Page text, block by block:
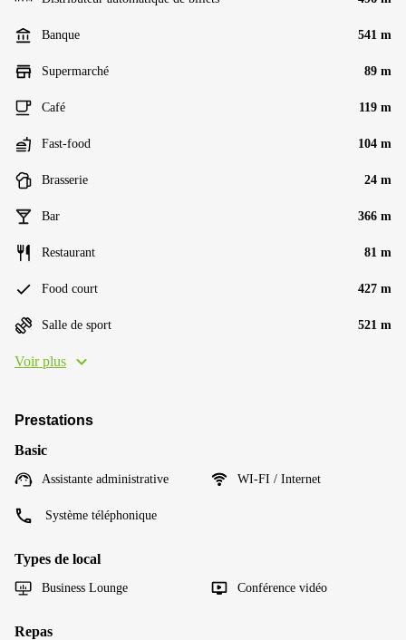
Banque 541 m
Supermarché 89 m
Café 119 m
Fast-food 104 m
Brasserie 24 m
Bar 366 m
Restaurant 81 m
Food court 427 m
Salle de sport 521 m
Voir plus
Prestations
Basic
Assistante administrative WI-FI / Internet
Système téléphonique
Types de local
Business Lounge Conférence vidéo
Repas